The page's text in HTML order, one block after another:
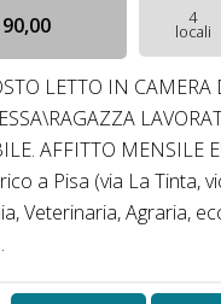
4
locali
LETTO IN CAMERA
AFFITTO MENSILE
a Pisa (via La Tinta,
Veterinaria, Agraria,